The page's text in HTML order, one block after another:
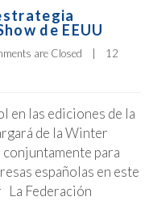
de EEUU
are Closed
12
en las ediciones de la
de la Winter
para
españolas en este
La Federación